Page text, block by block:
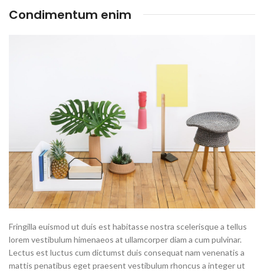
Condimentum enim
Fringilla euismod ut duis est habitasse nostra scelerisque a tellus
lorem vestibulum himenaeos at ullamcorper diam a cum pulvinar.
Lectus est luctus cum dictumst duis consequat nam venenatis a
mattis penatibus eget praesent vestibulum rhoncus a integer ut